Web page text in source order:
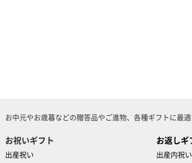
お中元やお歳暮などの贈答品やご進物、各種ギフトに最
お祝いギフト
出産祝い
お返しギ
出産内祝い